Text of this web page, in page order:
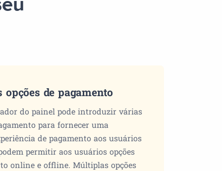
de pagamento
do painel pode introduzir várias
para fornecer uma
de pagamento aos usuários
permitir aos usuários opções
online e offline. Múltiplas opções